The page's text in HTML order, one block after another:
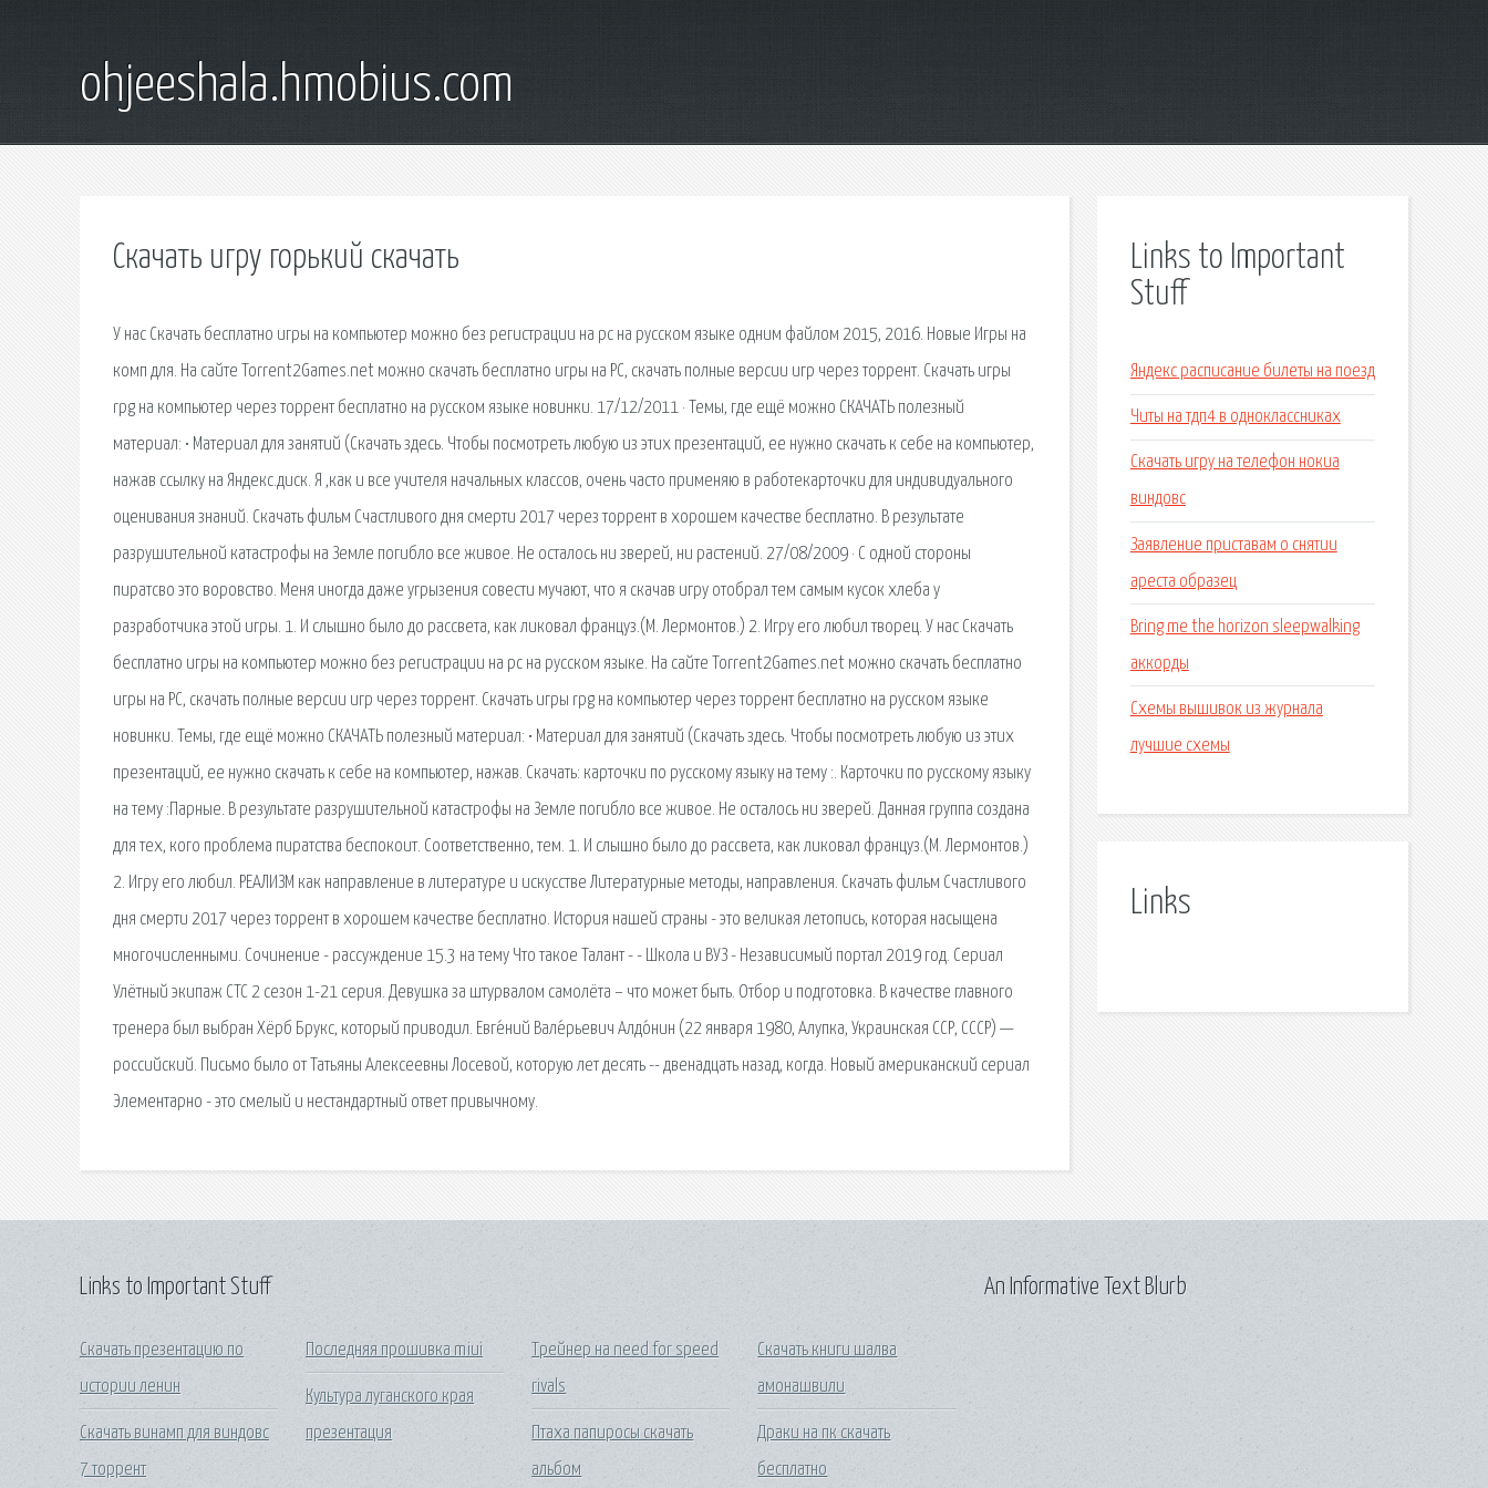
ohjeeshala.hmobius.com
Скачать игру горький скачать
У нас Скачать бесплатно игры на компьютер можно без регистрации на pc на русском языке одним файлом 2015, 2016. Новые Игры на
комп для. На сайте Torrent2Games.net можно скачать бесплатно игры на PC, скачать полные версии игр через торрент. Скачать игры
rpg на компьютер через торрент бесплатно на русском языке новинки. 17/12/2011 · Темы, где ещё можно СКАЧАТЬ полезный
материал: • Материал для занятий (Скачать здесь. Чтобы посмотреть любую из этих презентаций, ее нужно скачать к себе на компьютер,
нажав ссылку на Яндекс.диск. Я ,как и все учителя начальных классов, очень часто применяю в работекарточки для индивидуального
оценивания знаний. Скачать фильм Счастливого дня смерти 2017 через торрент в хорошем качестве бесплатно. В результате
разрушительной катастрофы на Земле погибло все живое. Не осталось ни зверей, ни растений. 27/08/2009 · С одной стороны
пиратсво это воровство. Меня иногда даже угрызения совести мучают, что я скачав игру отобрал тем самым кусок хлеба у
разработчика этой игры. 1. И слышно было до рассвета, как ликовал француз.(М. Лермонтов.) 2. Игру его любил творец. У нас Скачать
бесплатно игры на компьютер можно без регистрации на pc на русском языке. На сайте Torrent2Games.net можно скачать бесплатно
игры на PC, скачать полные версии игр через торрент. Скачать игры rpg на компьютер через торрент бесплатно на русском языке
новинки. Темы, где ещё можно СКАЧАТЬ полезный материал: • Материал для занятий (Скачать здесь. Чтобы посмотреть любую из этих
презентаций, ее нужно скачать к себе на компьютер, нажав. Скачать: карточки по русскому языку на тему :. Карточки по русскому языку
на тему :Парные. В результате разрушительной катастрофы на Земле погибло все живое. Не осталось ни зверей. Данная группа создана
для тех, кого проблема пиратства беспокоит. Соответственно, тем. 1. И слышно было до рассвета, как ликовал француз.(М. Лермонтов.)
2. Игру его любил. РЕАЛИЗМ как направление в литературе и искусстве Литературные методы, направления. Скачать фильм Счастливого
дня смерти 2017 через торрент в хорошем качестве бесплатно. История нашей страны - это великая летопись, которая насыщена
многочисленными. Сочинение - рассуждение 15.3 на тему Что такое Талант - - Школа и ВУЗ - Независимый портал 2019 год. Сериал
Улётный экипаж СТС 2 сезон 1-21 серия. Девушка за штурвалом самолёта – что может быть. Отбор и подготовка. В качестве главного
тренера был выбран Хёрб Брукс, который приводил. Евге́ний Вале́рьевич Алдо́нин (22 января 1980, Алупка, Украинская ССР, СССР) —
российский. Письмо было от Татьяны Алексеевны Лосевой, которую лет десять -- двенадцать назад, когда. Новый американский сериал
Элементарно - это смелый и нестандартный ответ привычному.
Links to Important
Stuff
Яндекс расписание билеты на поезд
Читы на тдп4 в одноклассниках
Скачать игру на телефон нокиа
виндовс
Заявление приставам о снятии
ареста образец
Bring me the horizon sleepwalking
аккорды
Схемы вышивок из журнала
лучшие схемы
Links
Links to Important Stuff
Скачать презентацию по
истории ленин
Скачать винамп для виндовс
7 торрент
Последняя прошивка miui
Культура луганского края
презентация
Трейнер на need for speed
rivals
Птаха папиросы скачать
альбом
Скачать книги шалва
амонашвили
Драки на пк скачать
бесплатно
An Informative Text Blurb